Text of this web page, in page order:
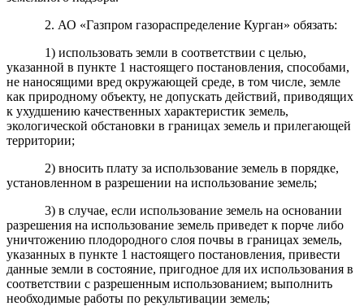
2. АО «Газпром газораспределение Курган» обязать:
1) использовать земли в соответствии с целью,
указанной в пункте 1 настоящего постановления, способами,
не наносящими вред окружающей среде, в том числе, земле
как природному объекту, не допускать действий, приводящих
к ухудшению качественных характеристик земель,
экологической обстановки в границах земель и прилегающей
территории;
2) вносить плату за использование земель в порядке,
установленном в разрешении на использование земель;
3) в случае, если использование земель на основании
разрешения на использование земель приведет к порче либо
уничтожению плодородного слоя почвы в границах земель,
указанных в пункте 1 настоящего постановления, привести
данные земли в состояние, пригодное для их использования в
соответствии с разрешенным использованием; выполнить
необходимые работы по рекультивации земель;